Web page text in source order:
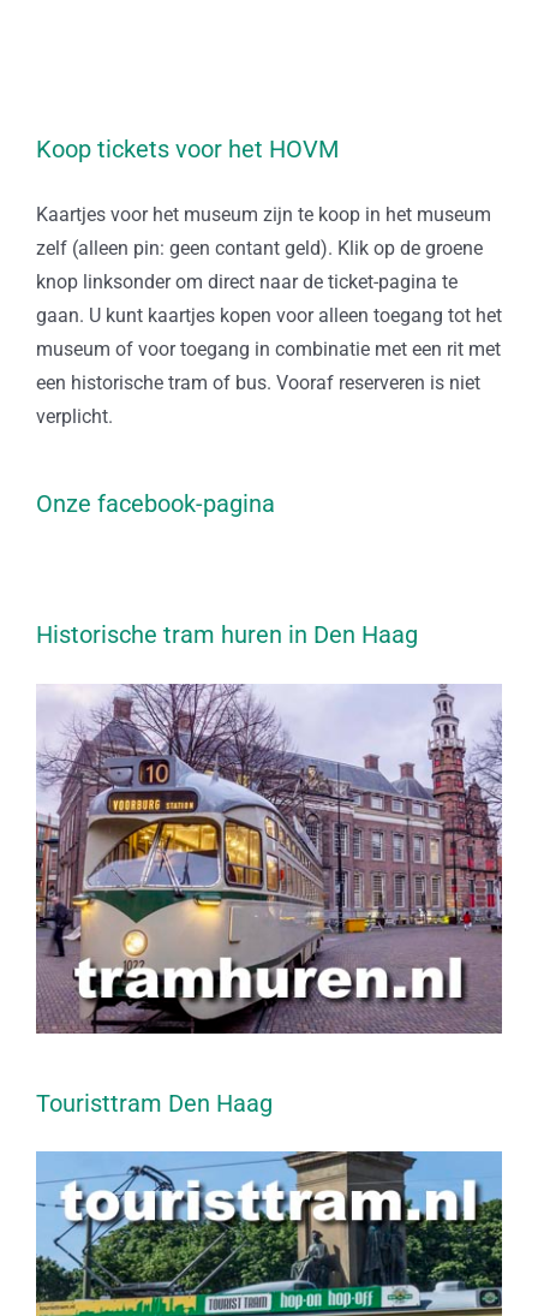
Koop tickets voor het HOVM
Kaartjes voor het museum zijn te koop in het museum
zelf (alleen pin: geen contant geld). Klik op de groene
knop linksonder om direct naar de ticket-pagina te
gaan. U kunt kaartjes kopen voor alleen toegang tot het
museum of voor toegang in combinatie met een rit met
een historische tram of bus. Vooraf reserveren is niet
verplicht.
Onze facebook-pagina
Historische tram huren in Den Haag
Touristtram Den Haag